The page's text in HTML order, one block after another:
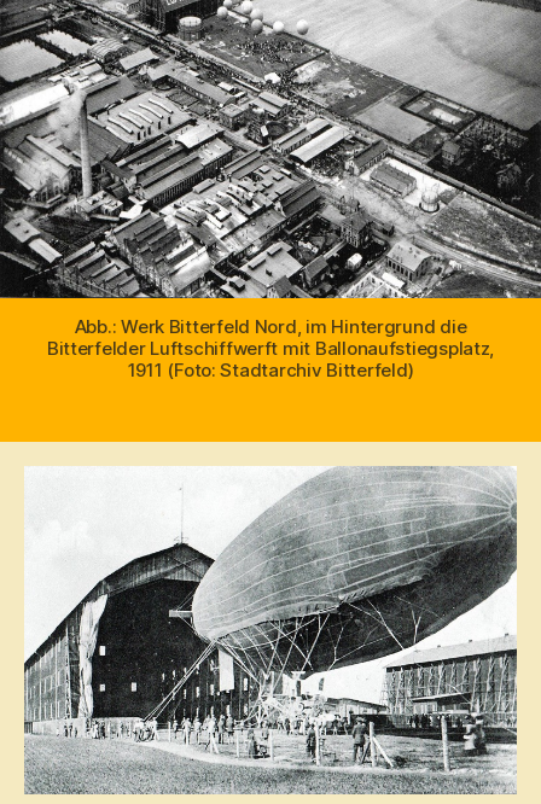
Abb.: Werk Bitterfeld Nord, im Hintergrund die
Bitterfelder Luftschiffwerft mit Ballonaufstiegsplatz,
1911 (Foto: Stadtarchiv Bitterfeld)